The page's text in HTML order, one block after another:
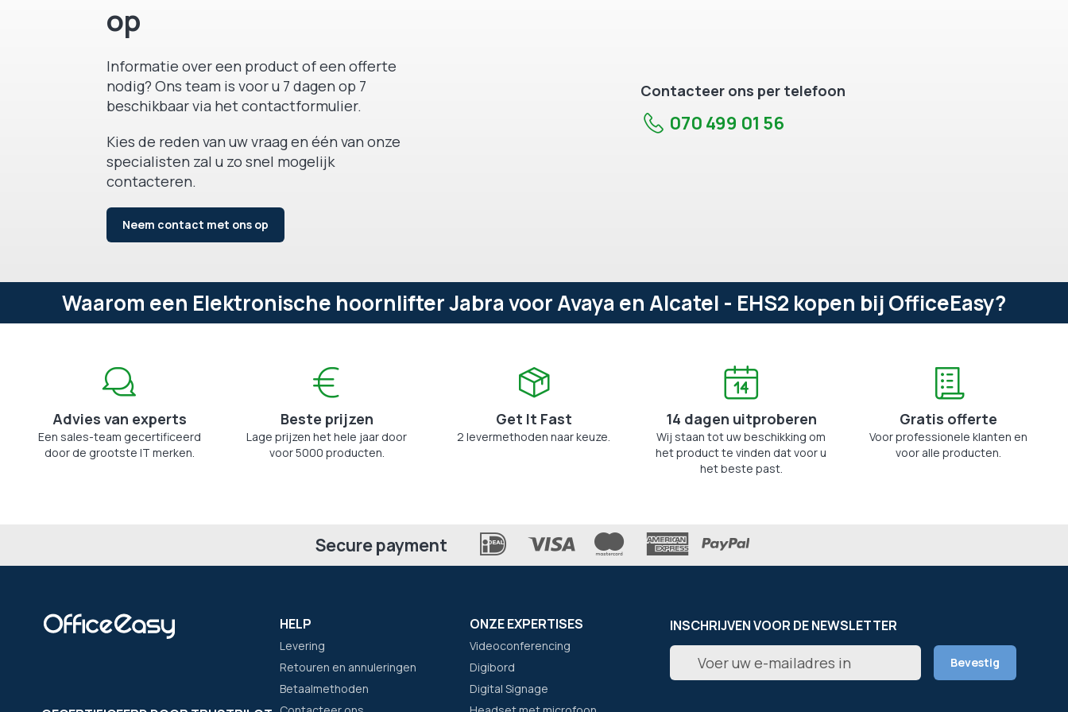
op
Informatie over een product of een offerte
nodig? Ons team is voor u 7 dagen op 7
beschikbaar via het contactformulier.
Kies de reden van uw vraag en één van onze
specialisten zal u zo snel mogelijk
contacteren.
Neem contact met ons op
Contacteer ons per telefoon
070 499 01 56
Waarom een Elektronische hoornlifter Jabra voor Avaya en Alcatel - EHS2 kopen bij OfficeEasy?
Advies van experts
Een sales-team gecertificeerd
door de grootste IT merken.
Beste prijzen
Lage prijzen het hele jaar door
voor 5000 producten.
Get It Fast
2 levermethoden naar keuze.
14 dagen uitproberen
Wij staan tot uw beschikking om
het product te vinden dat voor u
het beste past.
Gratis offerte
Voor professionele klanten en
voor alle producten.
Secure payment
HELP
Levering
Retouren en annuleringen
Betaalmethoden
ONZE EXPERTISES
Videoconferencing
Digibord
Digital Signage
INSCHRIJVEN VOOR DE NEWSLETTER
Abonneer
op
Bevestig